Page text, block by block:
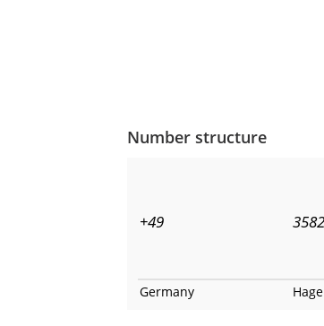
Number structure
+49
Germany